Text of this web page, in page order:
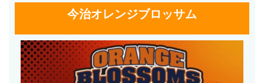
今治オレンジブロッサム